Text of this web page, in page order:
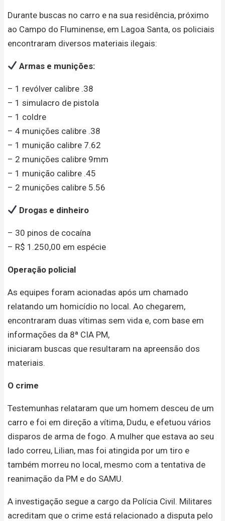
Durante buscas no carro e na sua residência, próximo
ao Campo do Fluminense, em Lagoa Santa, os policiais
encontraram diversos materiais ilegais:
Armas e munições:
– 1 revólver calibre .38
– 1 simulacro de pistola
– 1 coldre
– 4 munições calibre .38
– 1 munição calibre 7.62
– 2 munições calibre 9mm
– 1 munição calibre .45
– 2 munições calibre 5.56
Drogas e dinheiro
– 30 pinos de cocaína
– R$ 1.250,00 em espécie
Operação policial
As equipes foram acionadas após um chamado
relatando um homicídio no local. Ao chegarem,
encontraram duas vítimas sem vida e, com base em
informações da 8ª CIA PM,
iniciaram buscas que resultaram na apreensão dos
materiais.
O crime
Testemunhas relataram que um homem desceu de um
carro e foi em direção a vítima, Dudu, e efetuou vários
disparos de arma de fogo. A mulher que estava ao seu
lado correu, Lilian, mas foi atingida por um tiro e
também morreu no local, mesmo com a tentativa de
reanimação da PM e do SAMU.
A investigação segue a cargo da Polícia Civil. Militares
acreditam que o crime está relacionado a disputa pelo